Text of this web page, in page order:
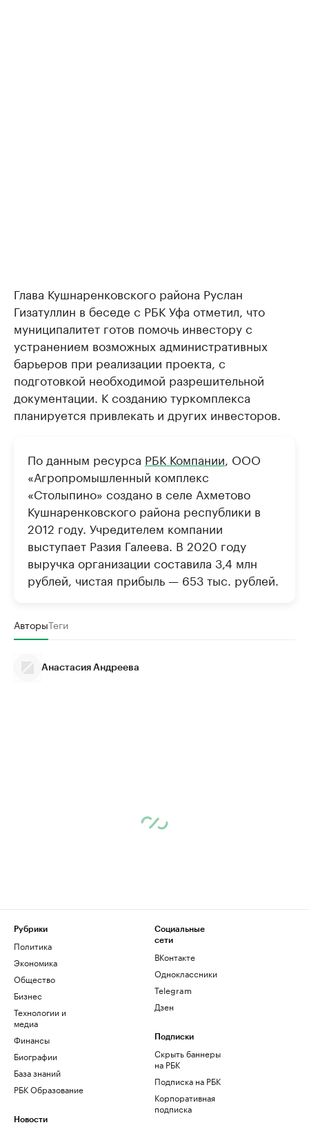
Глава Кушнаренковского района Руслан
Гизатуллин в беседе с РБК Уфа отметил, что
муниципалитет готов помочь инвестору с
устранением возможных административных
барьеров при реализации проекта, с
подготовкой необходимой разрешительной
документации. К созданию туркомплекса
планируется привлекать и других инвесторов.
По данным ресурса РБК Компании, ООО
«Агропромышленный комплекс
«Столыпино» создано в селе Ахметово
Кушнаренковского района республики в
2012 году. Учредителем компании
выступает Разия Галеева. В 2020 году
выручка организации составила 3,4 млн
рублей, чистая прибыль — 653 тыс. рублей.
АвторыТеги
Анастасия Андреева
Рубрики
Политика
Экономика
Общество
Бизнес
Технологии и
медиа
Финансы
Биографии
База знаний
РБК Образование
Новости
Социальные
сети
ВКонтакте
Одноклассники
Telegram
Дзен
Подписки
Скрыть баннеры
на РБК
Подписка на РБК
Корпоративная
подписка